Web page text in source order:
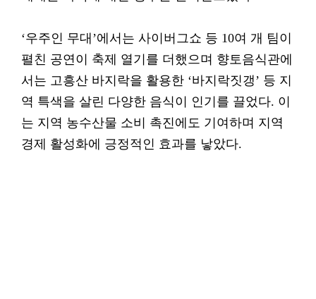
‘우주인 무대’에서는 사이버그쇼 등 10여 개 팀이
펼친 공연이 축제 열기를 더했으며 향토음식관에
서는 고흥산 바지락을 활용한 ‘바지락짓갱’ 등 지
역 특색을 살린 다양한 음식이 인기를 끌었다. 이
는 지역 농수산물 소비 촉진에도 기여하며 지역
경제 활성화에 긍정적인 효과를 낳았다.